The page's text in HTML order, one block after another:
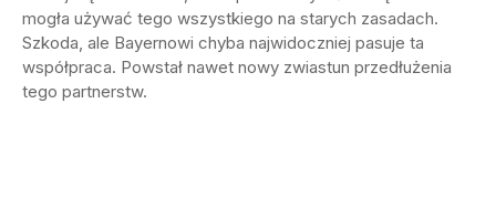
mogła używać tego wszystkiego na starych zasadach.
Szkoda, ale Bayernowi chyba najwidoczniej pasuje ta
współpraca. Powstał nawet nowy zwiastun przedłużenia
tego partnerstw.